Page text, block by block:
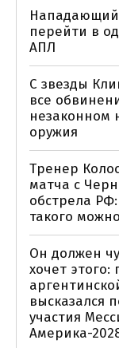
перейти в
АПЛ
С звезды
все
незаконном
оружия
Тренер
матча с
обстрела
такого
Он должен
хочет этого:
высказался
участия
Америка-